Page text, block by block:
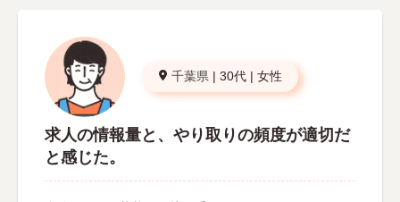
千葉県 | 30代 | 女性
求人の情報量と、やり取りの頻度が適切だ
と感じた。